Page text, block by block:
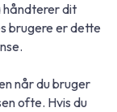
håndterer dit
brugere er dette
når du bruger
ofte. Hvis du